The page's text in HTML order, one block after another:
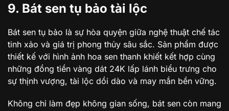
9. Bát sen tụ bảo tài lộc
Bát sen tụ bảo là sự hòa quyện giữa nghệ thuật chế tác
tinh xảo và giá trị phong thủy sâu sắc. Sản phẩm được
thiết kế với hình ảnh hoa sen thanh khiết kết hợp cùng
những đồng tiền vàng dát 24K lấp lánh biểu trưng cho
sự thịnh vượng, tài lộc dồi dào và may mắn bền vững.
Không chỉ làm đẹp không gian sống, bát sen còn mang